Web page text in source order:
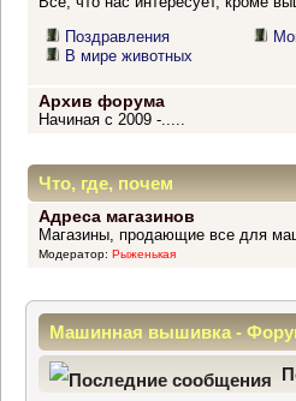
Поздравления
В мире животных
Архив форума
Начиная с 2009 -.....
Что, где, почем
Адреса магазинов
Магазины, продающие все для
Модератор: Рыженькая
Машинная вышивка -
Информационный центр